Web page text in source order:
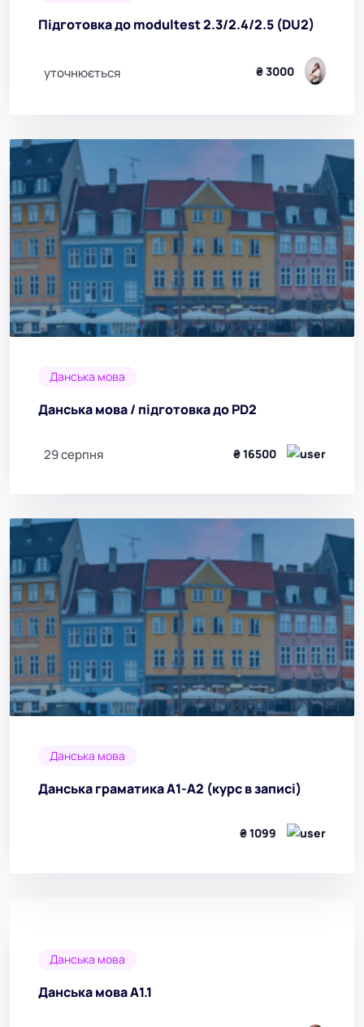
Підготовка до modultest 2.3/2.4/2.5 (DU2)
уточнюється ₴ 3000
Данська мова
Данська мова / підготовка до PD2
29 серпня ₴ 16500
Данська мова
Данська граматика А1-А2 (курс в записі)
₴ 1099
Данська мова
Данська мова А1.1